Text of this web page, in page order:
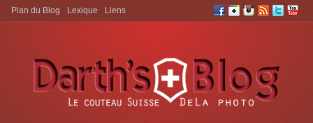
Plan du Blog Lexique Liens